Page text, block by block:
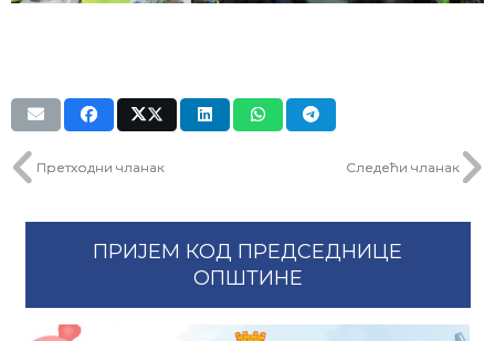
Претходни чланак Следећи чланак
ПРИЈЕМ КОД ПРЕДСЕДНИЦЕ
ОПШТИНЕ